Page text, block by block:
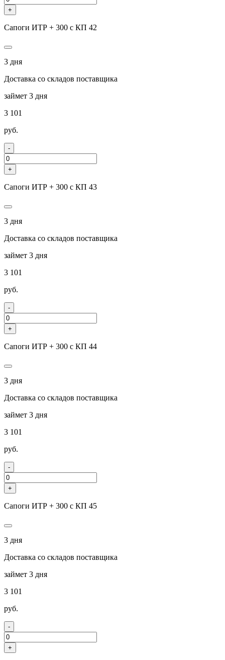
+
Сапоги ИТР + 300 с КП 42
3 дня
Доставка со складов поставщика
займет 3 дня
3 101
руб.
-
+
Сапоги ИТР + 300 с КП 43
3 дня
Доставка со складов поставщика
займет 3 дня
3 101
руб.
-
+
Сапоги ИТР + 300 с КП 44
3 дня
Доставка со складов поставщика
займет 3 дня
3 101
руб.
-
+
Сапоги ИТР + 300 с КП 45
3 дня
Доставка со складов поставщика
займет 3 дня
3 101
руб.
-
+